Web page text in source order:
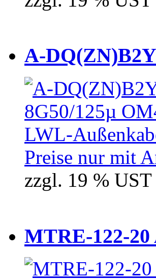
A-
Preise nur mit
zzgl. 19 %
MTRE-122-20